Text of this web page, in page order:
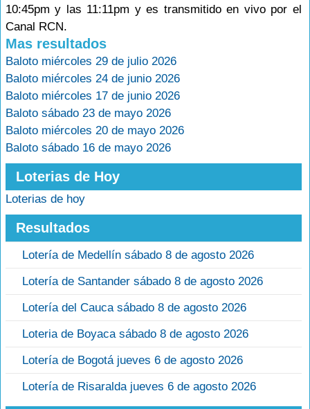
10:45pm y las 11:11pm y es transmitido en vivo por el
Canal RCN.
Mas resultados
Baloto miércoles 29 de julio 2026
Baloto miércoles 24 de junio 2026
Baloto miércoles 17 de junio 2026
Baloto sábado 23 de mayo 2026
Baloto miércoles 20 de mayo 2026
Baloto sábado 16 de mayo 2026
Loterias de Hoy
Loterias de hoy
Resultados
Lotería de Medellín sábado 8 de agosto 2026
Lotería de Santander sábado 8 de agosto 2026
Lotería del Cauca sábado 8 de agosto 2026
Loteria de Boyaca sábado 8 de agosto 2026
Lotería de Bogotá jueves 6 de agosto 2026
Lotería de Risaralda jueves 6 de agosto 2026